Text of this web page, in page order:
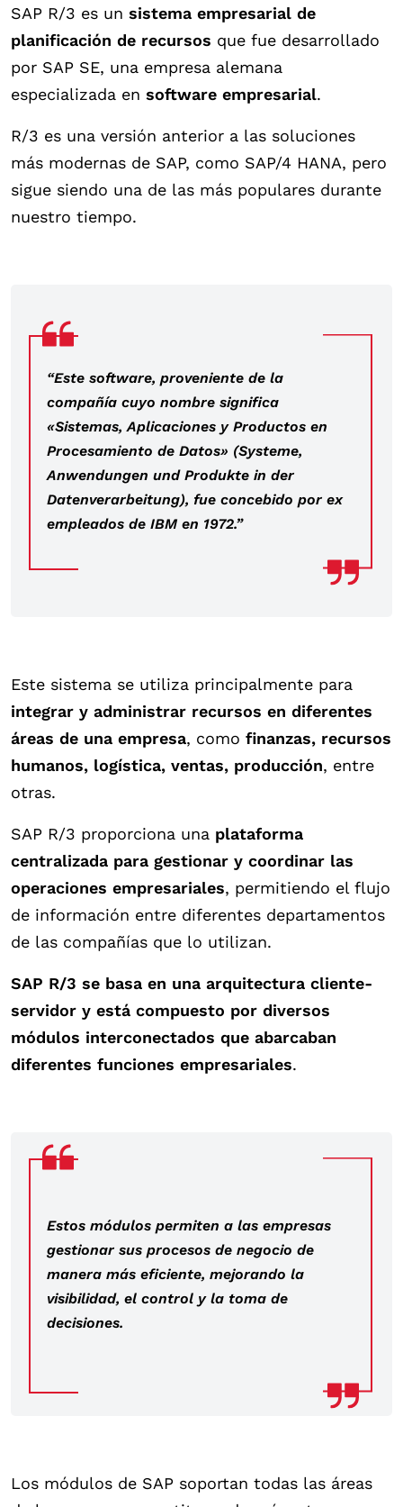
SAP R/3 es un sistema empresarial de
planificación de recursos que fue desarrollado
por SAP SE, una empresa alemana
especializada en software empresarial.
R/3 es una versión anterior a las soluciones
más modernas de SAP, como SAP/4 HANA, pero
sigue siendo una de las más populares durante
nuestro tiempo.
“Este software, proveniente de la
compañía cuyo nombre significa
«Sistemas, Aplicaciones y Productos en
Procesamiento de Datos» (Systeme,
Anwendungen und Produkte in der
Datenverarbeitung), fue concebido por ex
empleados de IBM en 1972.”
Este sistema se utiliza principalmente para
integrar y administrar recursos en diferentes
áreas de una empresa, como finanzas, recursos
humanos, logística, ventas, producción, entre
otras.
SAP R/3 proporciona una plataforma
centralizada para gestionar y coordinar las
operaciones empresariales, permitiendo el flujo
de información entre diferentes departamentos
de las compañías que lo utilizan.
SAP R/3 se basa en una arquitectura cliente-
servidor y está compuesto por diversos
módulos interconectados que abarcaban
diferentes funciones empresariales.
Estos módulos permiten a las empresas
gestionar sus procesos de negocio de
manera más eficiente, mejorando la
visibilidad, el control y la toma de
decisiones.
Los módulos de SAP soportan todas las áreas